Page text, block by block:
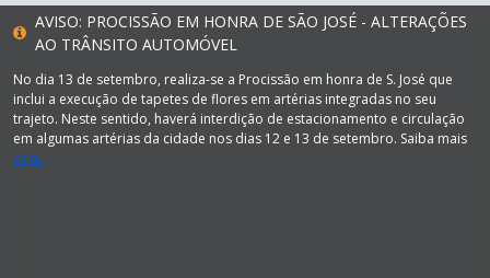
AVISO: PROCISSÃO EM HONRA DE SÃO JOSÉ - ALTERAÇÕES
AO TRÂNSITO AUTOMÓVEL
No dia 13 de setembro, realiza-se a Procissão em honra de S. José que
inclui a execução de tapetes de flores em artérias integradas no seu
trajeto. Neste sentido, haverá interdição de estacionamento e circulação
em algumas artérias da cidade nos dias 12 e 13 de setembro. Saiba mais
aqui.